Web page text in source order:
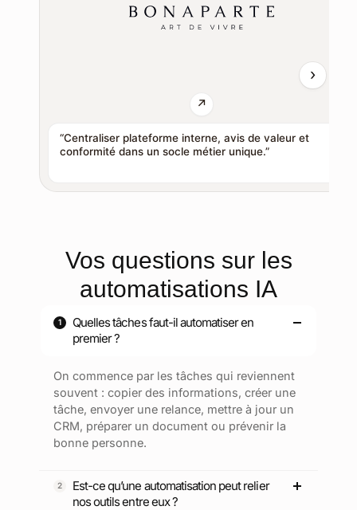
“Centraliser plateforme interne, avis de valeur et
conformité dans un socle métier unique.”
Vos questions sur les
automatisations IA
Quelles tâches faut-il automatiser en
premier ?
On commence par les tâches qui reviennent
souvent : copier des informations, créer une
tâche, envoyer une relance, mettre à jour un
CRM, préparer un document ou prévenir la
bonne personne.
Est-ce qu’une automatisation peut relier
nos outils entre eux ?